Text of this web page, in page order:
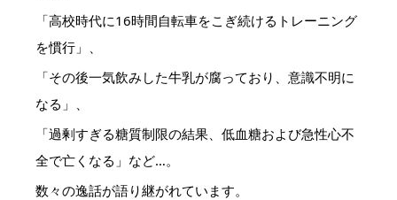
「高校時代に16時間自転車をこぎ続けるトレーニング
を慣行」、
「その後一気飲みした牛乳が腐っており、意識不明に
なる」、
「過剰すぎる糖質制限の結果、低血糖および急性心不
全で亡くなる」など…。
数々の逸話が語り継がれています。